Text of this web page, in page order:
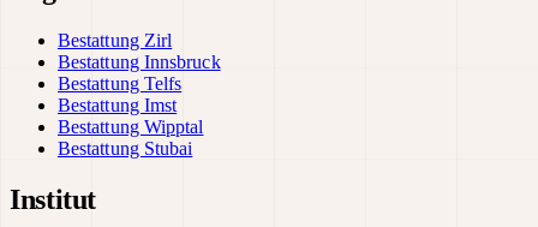
Bestattung Zirl
Bestattung Innsbruck
Bestattung Telfs
Bestattung Imst
Bestattung Wipptal
Bestattung Stubai
Institut